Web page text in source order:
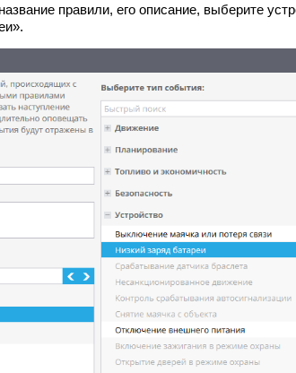
правили, его описание, выберите